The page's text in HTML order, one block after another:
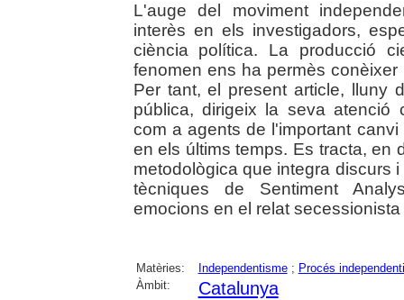
L'auge del moviment
interès en els investigadors,
ciència política. La producció
fenomen ens ha permès
Per tant, el present article, lluny
pública, dirigeix la seva atenció
com a agents de l'important
en els últims temps. Es tracta, en
metodològica que integra discurs
tècniques de Sentiment
emocions en el relat
Matèries: Independentisme; Procés
Àmbit:
Catalunya